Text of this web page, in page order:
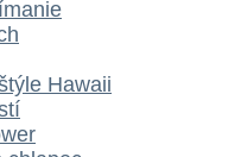
Hawaii